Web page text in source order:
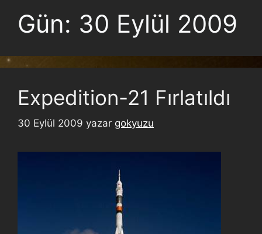
Gün: 30 Eylül 2009
Expedition-21 Fırlatıldı
30 Eylül 2009 yazar gokyuzu